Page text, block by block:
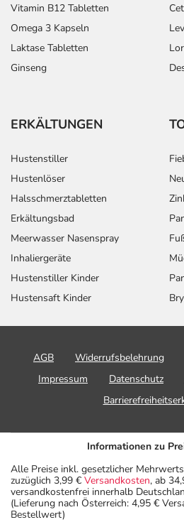
Vitamin B12 Tabletten
Omega 3 Kapseln
Laktase Tabletten
Ginseng
ERKÄLTUNGEN
Hustenstiller
Hustenlöser
Halsschmerztabletten
Erkältungsbad
Meerwasser Nasenspray
Inhaliergeräte
Hustenstiller Kinder
Hustensaft Kinder
AGB Widerrufsbelehrung
Impressum
Datenschutz
Informationen zu
Alle Preise inkl. gesetzlicher
zuzüglich 3,99 € Versandkosten, ab
versandkostenfrei innerhalb
(Lieferung nach Österreich: 4,95 €
Bestellwert)